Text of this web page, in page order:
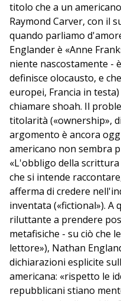
titolo che a un
Raymond Carver, con il
quando parliamo
Englander è «Anne
niente nascostamente -
definisce olocausto, e
europei, Francia in
chiamare shoah. Il
titolarità («ownership»,
argomento è ancora
americano non sembra
«L'obbligo della
che si intende
afferma di credere
inventata («fictional»). A
riluttante a prendere
metafisiche - su ciò che
lettore»), Nathan
dichiarazioni esplicite
americana: «rispetto le
repubblicani stiano